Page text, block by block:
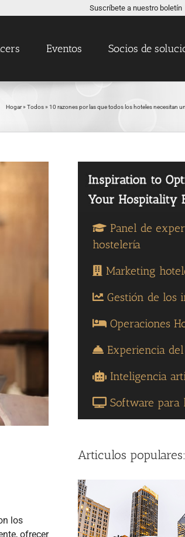
Suscríbete a nuestro boletín
Eventos Socios de
Hogar»Todos» 10 razones por las que todos los hoteles necesitan
los
ofrecer
Panel de
hostelería
Marketing
Gestión de los
Operaciones
Experiencia
Inteligencia
Software para
Articulos populares: